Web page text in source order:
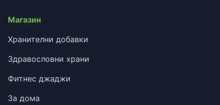
Магазин
Хранителни добавки
Здравословни храни
Фитнес джаджи
За дома